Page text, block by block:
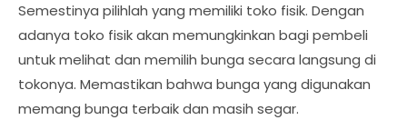
Semestinya pilihlah yang memiliki toko fisik. Dengan
adanya toko fisik akan memungkinkan bagi pembeli
untuk melihat dan memilih bunga secara langsung di
tokonya. Memastikan bahwa bunga yang digunakan
memang bunga terbaik dan masih segar.